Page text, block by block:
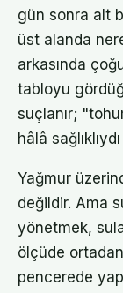
gün sonra alt
üst alanda
arkasında
tabloyu
suçlanır;
hâlâ
Yağmur
değildir. Ama
yönetmek,
ölçüde
pencerede